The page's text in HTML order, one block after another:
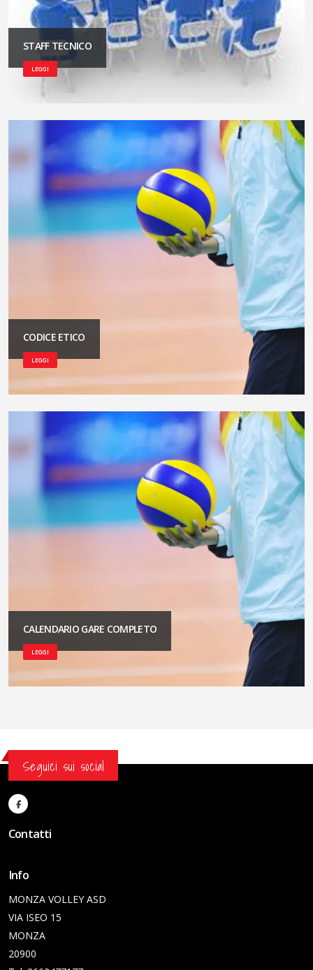
STAFF TECNICO
LEGGI
CODICE ETICO
LEGGI
CALENDARIO GARE COMPLETO
LEGGI
Seguici sui social
Contatti
Info
MONZA VOLLEY ASD
VIA ISEO 15
MONZA
20900